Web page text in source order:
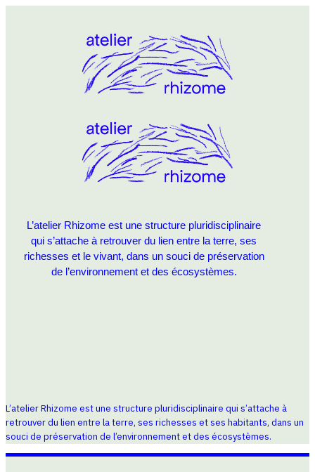
L’atelier Rhizome est une structure pluridisciplinaire
qui s’attache à retrouver du lien entre la terre, ses
richesses et le vivant, dans un souci de préservation
de l’environnement et des écosystèmes.
L’atelier Rhizome est une structure pluridisciplinaire qui s’attache à
retrouver du lien entre la terre, ses richesses et ses habitants, dans un
souci de préservation de l’environnement et des écosystèmes.